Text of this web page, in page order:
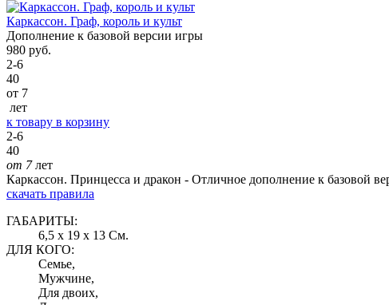
Каркассон. Граф, король и культ
Дополнение к базовой версии игры
980 руб.
2-6
40
от 7
лет
к товару в корзину
2-6
40
от 7 лет
Каркассон. Принцесса и дракон - Отличное дополнение к базовой
скачать правила
ГАБАРИТЫ:
6,5 x 19 x 13 См.
ДЛЯ КОГО:
Семье,
Мужчине,
Для двоих,